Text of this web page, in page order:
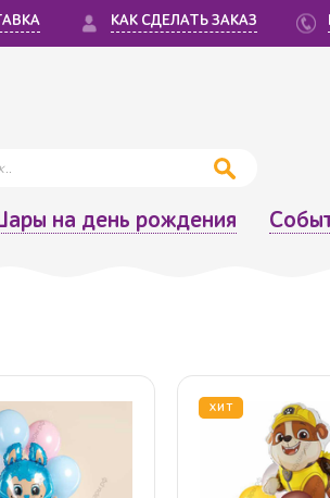
КАК СДЕЛАТЬ ЗАКАЗ
на день рождения
ХИТ